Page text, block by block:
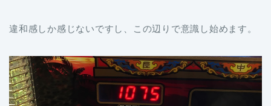
違和感しか感じないですし、この辺りで意識し始めます。